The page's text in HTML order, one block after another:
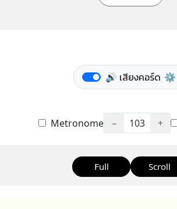
🔊 เสียงคอร์ด ⚙️
Metronome − 103 +
Full Scroll